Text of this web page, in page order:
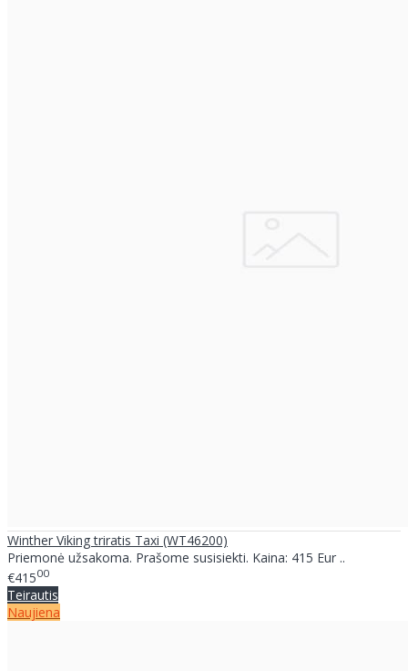
Winther Viking triratis Taxi (WT46200)
Priemonė užsakoma. Prašome susisiekti. Kaina: 415 Eur ..
€41500
Teirautis
Naujiena